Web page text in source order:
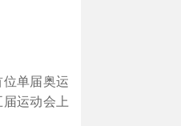
单届奥运
运动会上